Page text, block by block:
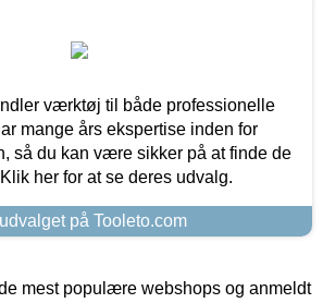
værktøj til både professionelle
mange års ekspertise inden for
så du kan være sikker på at finde de
her for at se deres udvalg.
på Tooleto.com
mest populære webshops og anmeldt